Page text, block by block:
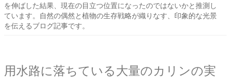
を伸ばした結果、現在の目立つ位置になったのではないかと推測し
ています。自然の偶然と植物の生存戦略が織りなす、印象的な光景
を伝えるブログ記事です。
用水路に落ちている大量のカリンの実